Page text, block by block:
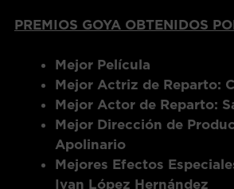
PREMIOS GOYA OBTENIDOS
Mejor Película
Mejor Actriz de Reparto:
Mejor Actor de Reparto:
Mejor Dirección de
Apolinario
Mejores Efectos
Ivan López Hernández